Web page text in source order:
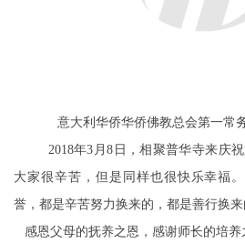
意大利华侨华侨佛教总会第一常
2018年3月8日，相聚普华寺来庆
大家很辛苦，但是同样也很快乐幸福
誉，都是辛苦努力换来的，都是善行换来
感恩父母的抚养之恩，感谢师长的培养